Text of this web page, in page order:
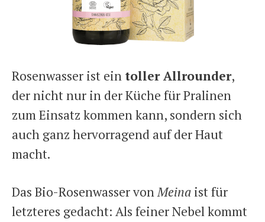
Rosenwasser ist ein toller Allrounder,
der nicht nur in der Küche für Pralinen
zum Einsatz kommen kann, sondern sich
auch ganz hervorragend auf der Haut
macht.
Das Bio-Rosenwasser vonMeina ist für
letzteres gedacht: Als feiner Nebel kommt